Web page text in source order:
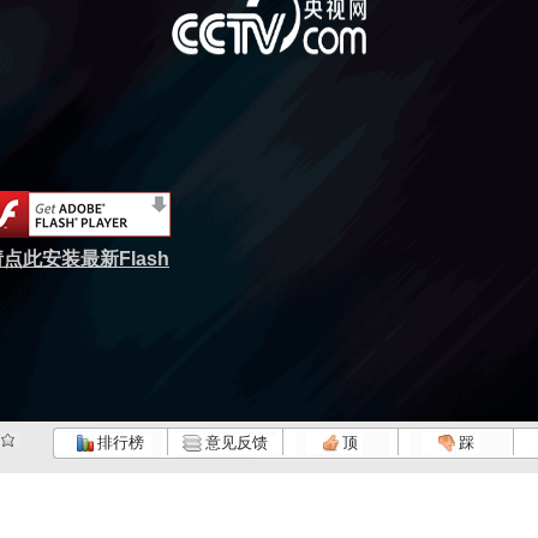
点此安装最新Flash
排行榜 意见反馈 顶 踩